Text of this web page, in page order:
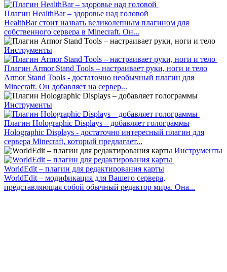
Плагин HealthBar – здоровье над головой
HealthBar стоит назвать великолепным плагином для
собственного сервера в Minecraft. Он...
Инструменты
Плагин Armor Stand Tools – настраивает руки, ноги и тело
Armor Stand Tools - достаточно необычный плагин для
Minecraft. Он добавляет на сервер...
Инструменты
Плагин Holographic Displays – добавляет голограммы
Holographic Displays - достаточно интересный плагин для
сервера Minecraft, который предлагает...
Инструменты
WorldEdit – плагин для редактирования карты
WorldEdit – модификация для Вашего сервера,
представляющая собой обычный редактор мира. Она...